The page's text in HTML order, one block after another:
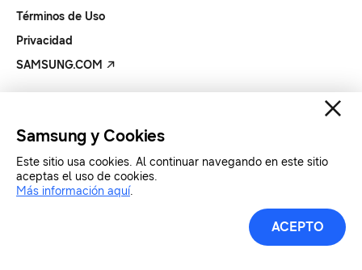
Términos de Uso
Privacidad
SAMSUNG.COM
Samsung y Cookies
Este sitio usa cookies. Al continuar navegando en este sitio
aceptas el uso de cookies.
Más información aquí.
ACEPTO